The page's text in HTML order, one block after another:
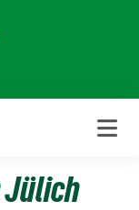
Jülich